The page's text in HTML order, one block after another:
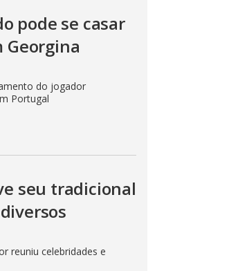
pode se casar
Georgina
do jogador
Portugal
seu tradicional
reuniu celebridades e